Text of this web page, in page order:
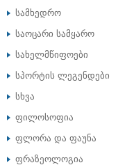
სამხედრო
საოცარი სამყარო
სახელმწიფოები
სპორტის ლეგენდები
სხვა
ფილოსოფია
ფლორა და ფაუნა
ფრაზეოლოგია